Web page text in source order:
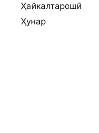
Ҳайкалтарошӣ
Ҳунар